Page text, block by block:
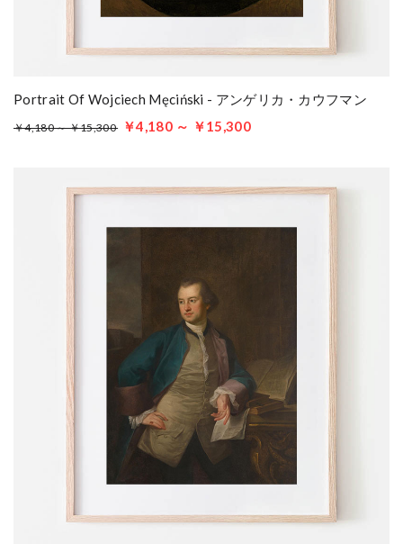
Portrait Of Wojciech Męciński - アンゲリカ・カウフマン
￥4,180 ～ ￥15,300 ￥4,180 ～ ￥15,300